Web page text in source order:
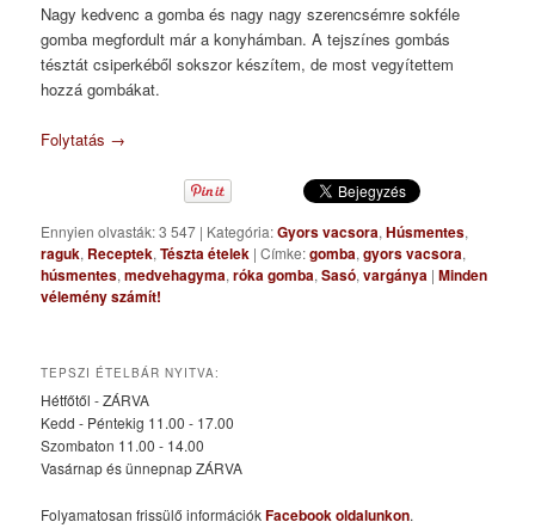
Nagy kedvenc a gomba és nagy nagy szerencsémre sokféle
gomba megfordult már a konyhámban. A tejszínes gombás
tésztát csiperkéből sokszor készítem, de most vegyítettem
hozzá gombákat.
Folytatás →
Ennyien olvasták: 3 547 | Kategória:Gyors vacsora,Húsmentes,
raguk, Receptek,Tészta ételek |Címke:gomba,gyors vacsora,
húsmentes,medvehagyma,róka gomba,Sasó,vargánya |Minden
vélemény számít!
TEPSZI ÉTELBÁR NYITVA:
Hétfőtől - ZÁRVA
Kedd - Péntekig 11.00 - 17.00
Szombaton 11.00 - 14.00
Vasárnap és ünnepnap ZÁRVA
Folyamatosan frissülő információkFacebook oldalunkon.